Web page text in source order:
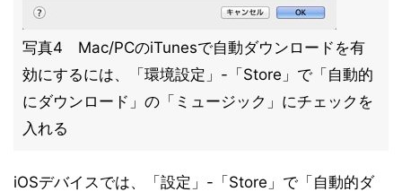
写真4 Mac/PCのiTunesで自動ダウンロードを有
効にするには、「環境設定」-「Store」で「自動的
にダウンロード」の「ミュージック」にチェックを
入れる
iOSデバイスでは、「設定」-「Store」で「自動的ダ